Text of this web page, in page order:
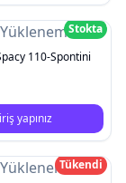
Stokta
110-Spontini
yapınız
Tükendi